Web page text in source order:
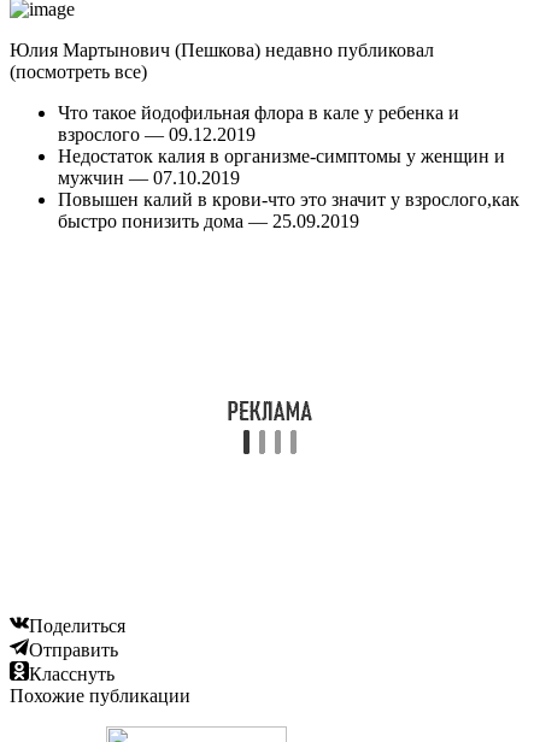
Юлия Мартынович (Пешкова) недавно публиковал
(посмотреть все)
Что такое йодофильная флора в кале у ребенка и
взрослого — 09.12.2019
Недостаток калия в организме-симптомы у женщин и
мужчин — 07.10.2019
Повышен калий в крови-что это значит у взрослого,как
быстро понизить дома — 25.09.2019
Поделиться
Отправить
Класснуть
Похожие публикации